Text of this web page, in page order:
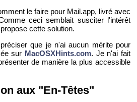
le faire pour Mail.​app, livré avec
ceci sem­blait sus­ci­ter l'in­té­rêt
cette so­lu­tion.
que je n'ai aucun mé­rite pour
sur MacOSXHints.​com. Je n'ai fait
de ma­nière la plus ac­ces­sible
aux "En-Têtes"